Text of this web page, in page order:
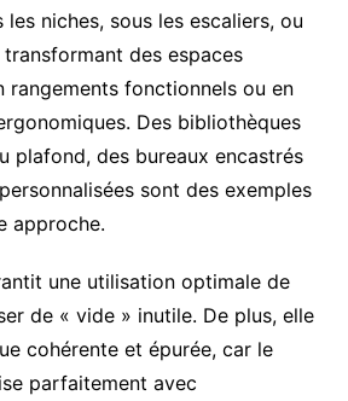
niches, sous les escaliers, ou
des espaces
rangements fonctionnels ou en
Des bibliothèques
plafond, des bureaux encastrés
sont des exemples
approche.
une utilisation optimale de
de « vide » inutile. De plus, elle
cohérente et épurée, car le
parfaitement avec